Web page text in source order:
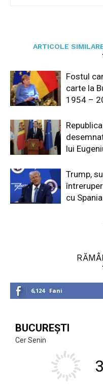
ARTICOLE
Fostul
carte la
1954 –
lui
Trump,
cu Spania
6,124 Fani
BUCUREȘTI
Cer Senin